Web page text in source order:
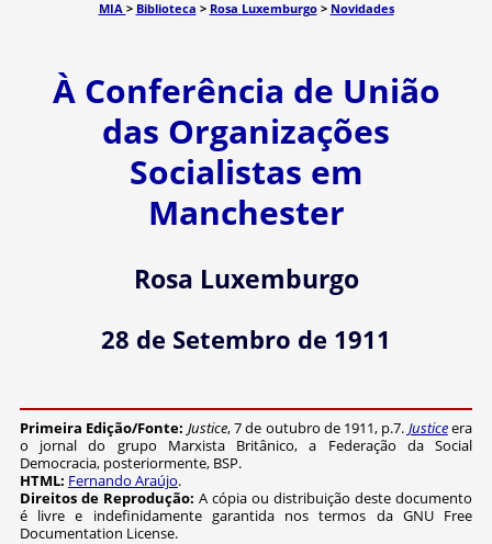
MIA > Biblioteca > Rosa Luxemburgo> Novidades
À Conferência de União
das Organizações
Socialistas em
Manchester
Rosa Luxemburgo
28 de Setembro de 1911
Primeira Edição/Fonte: Justice, 7 de outubro de 1911, p.7. Justiceera
o jornal do grupo Marxista Britânico, a Federação da Social
Democracia, posteriormente, BSP.
HTML: Fernando Araújo.
Direitos de Reprodução: A cópia ou distribuição deste documento
é livre e indefinidamente garantida nos termos da GNU Free
Documentation License.